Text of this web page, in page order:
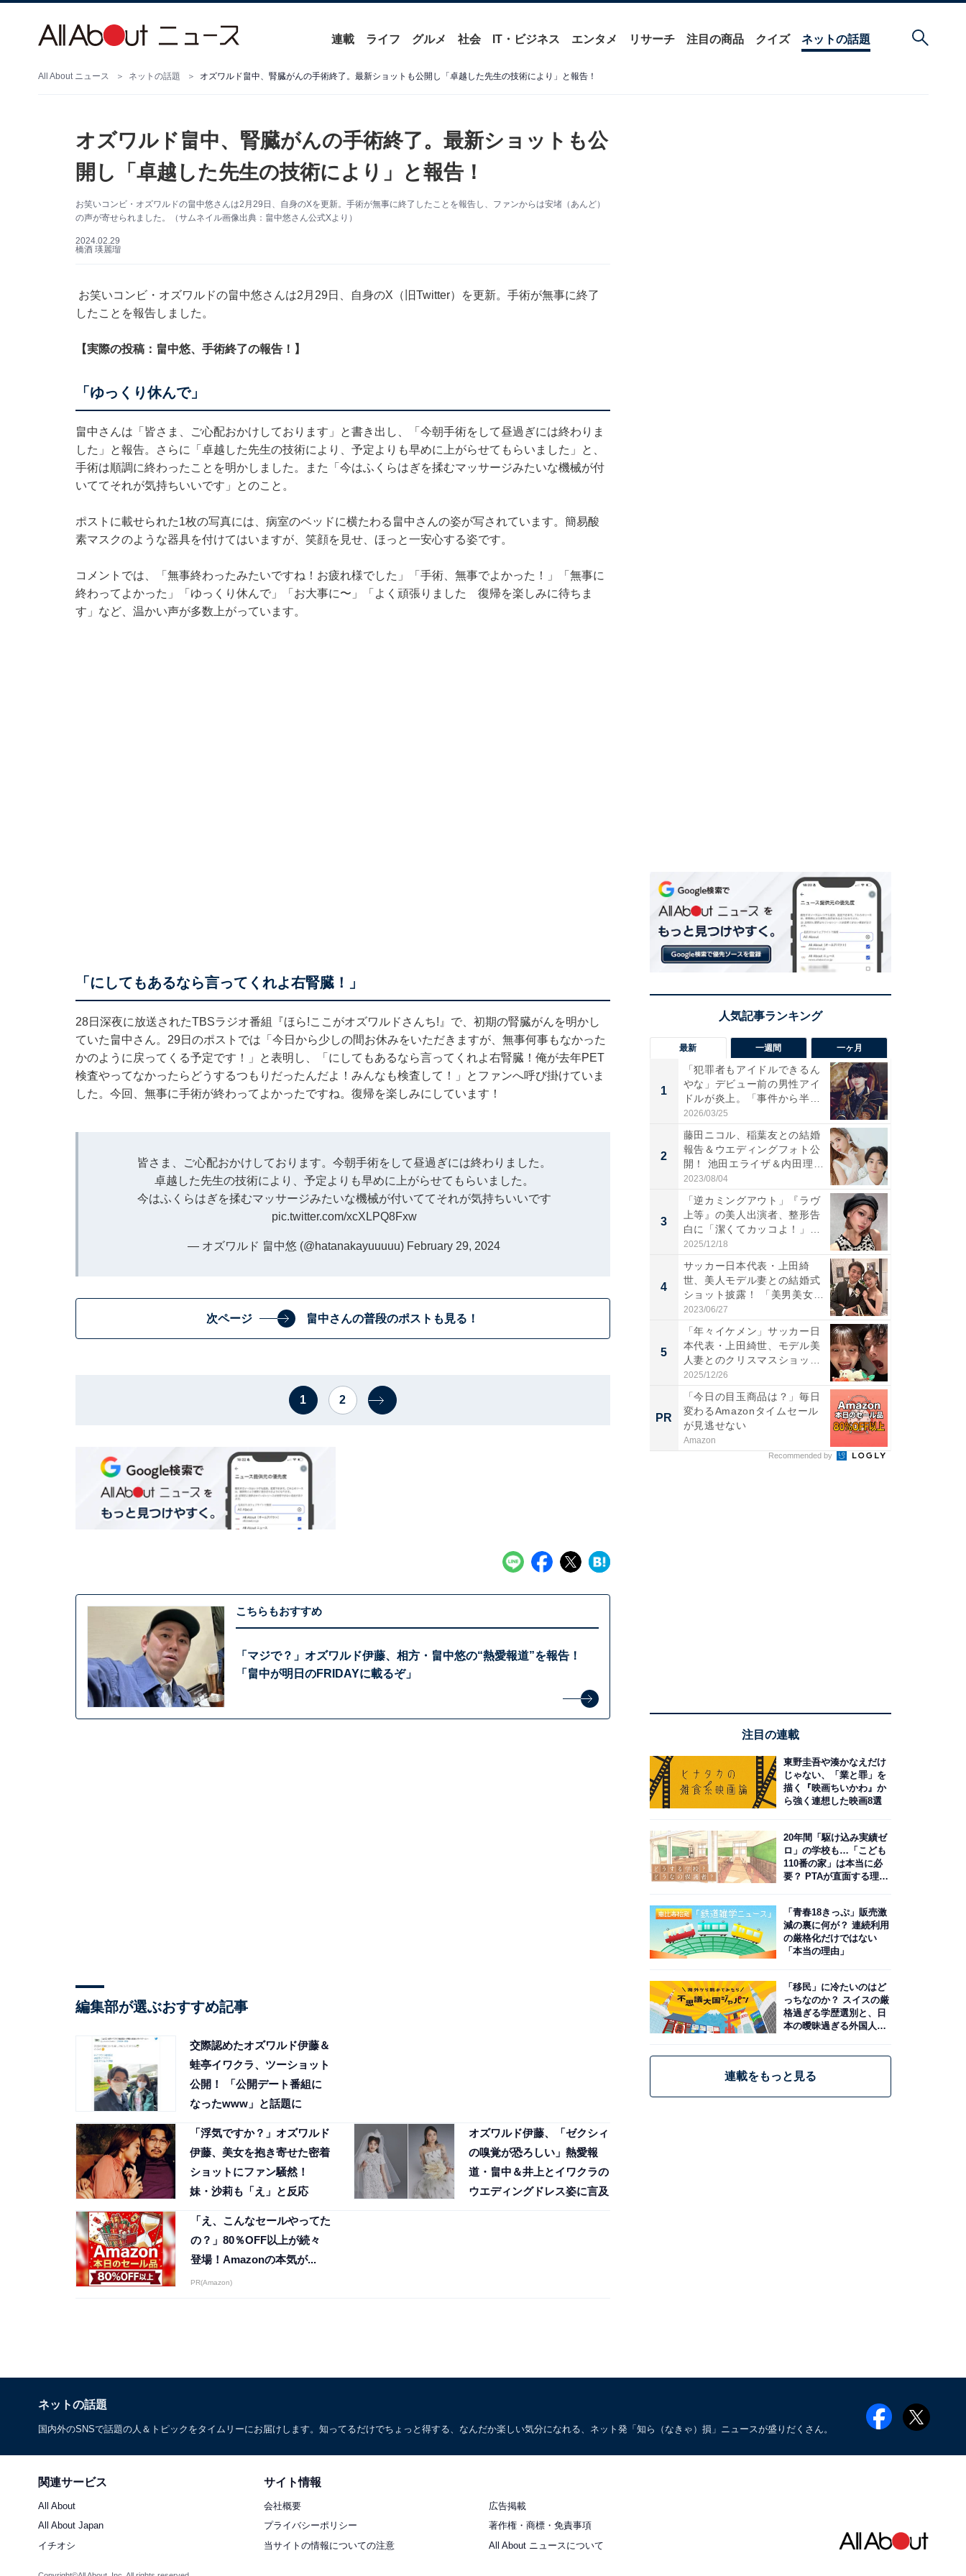
連載 ライフ グルメ 社会 IT・ビジネス エンタメ リサーチ 注目の商品 クイズ ネットの話題
All About ニュース ネットの話題 オズワルド畠中、腎臓がんの手術終了。最新ショットも公開し「卓越した先生の技術により」と報告！
オズワルド畠中、腎臓がんの手術終了。最新ショットも公
開し「卓越した先生の技術により」と報告！
お笑いコンビ・オズワルドの畠中悠さんは2月29日、自身のXを更新。手術が無事に終了したことを報告し、ファンからは安堵（あんど）
の声が寄せられました。（サムネイル画像出典：畠中悠さん公式Xより）
2024.02.29
橋酒 瑛麗瑠
お笑いコンビ・オズワルドの畠中悠さんは2月29日、自身のX（旧Twitter）を更新。手術が無事に終了
したことを報告しました。
【実際の投稿：畠中悠、手術終了の報告！】
「ゆっくり休んで」
畠中さんは「皆さま、ご心配おかけしております」と書き出し、「今朝手術をして昼過ぎには終わりま
した」と報告。さらに「卓越した先生の技術により、予定よりも早めに上がらせてもらいました」と、
手術は順調に終わったことを明かしました。また「今はふくらはぎを揉むマッサージみたいな機械が付
いててそれが気持ちいいです」とのこと。
ポストに載せられた1枚の写真には、病室のベッドに横たわる畠中さんの姿が写されています。簡易酸
素マスクのような器具を付けてはいますが、笑顔を見せ、ほっと一安心する姿です。
コメントでは、「無事終わったみたいですね！お疲れ様でした」「手術、無事でよかった！」「無事に
終わってよかった」「ゆっくり休んで」「お大事に〜」「よく頑張りました 復帰を楽しみに待ちま
す」など、温かい声が多数上がっています。
「にしてもあるなら言ってくれよ右腎臓！」
28日深夜に放送されたTBSラジオ番組『ほら!ここがオズワルドさんち!』で、初期の腎臓がんを明かし
ていた畠中さん。29日のポストでは「今日から少しの間お休みをいただきますが、無事何事もなかった
かのように戻ってくる予定です！」と表明し、「にしてもあるなら言ってくれよ右腎臓！俺が去年PET
検査やってなかったらどうするつもりだったんだよ！みんなも検査して！」とファンへ呼び掛けていま
した。今回、無事に手術が終わってよかったですね。復帰を楽しみにしています！
皆さま、ご心配おかけしております。今朝手術をして昼過ぎには終わりました。
卓越した先生の技術により、予定よりも早めに上がらせてもらいました。
今はふくらはぎを揉むマッサージみたいな機械が付いててそれが気持ちいいです
pic.twitter.com/xcXLPQ8Fxw
— オズワルド 畠中悠 (@hatanakayuuuuu) February 29, 2024
次ページ 畠中さんの普段のポストも見る！
1 2
こちらもおすすめ
「マジで？」オズワルド伊藤、相方・畠中悠の“熱愛報道”を報告！
「畠中が明日のFRIDAYに載るぞ」
編集部が選ぶおすすめ記事
交際認めたオズワルド伊藤＆
蛙亭イワクラ、ツーショット
公開！ 「公開デート番組に
なったwww」と話題に
「浮気ですか？」オズワルド
伊藤、美女を抱き寄せた密着
ショットにファン騒然！
妹・沙莉も「え」と反応
オズワルド伊藤、「ゼクシィ
の嗅覚が恐ろしい」熱愛報
道・畠中＆井上とイワクラの
ウエディングドレス姿に言及
「え、こんなセールやってた
の？」80％OFF以上が続々
登場！Amazonの本気が...
PR(Amazon)
最新 一週間 一ヶ月
1
「犯罪者もアイドルできるん
やな」デビュー前の男性アイ
ドルが炎上。「事件から半年
も...
2026/03/25
2
藤田ニコル、稲葉友との結婚
報告＆ウエディングフォト公
開！ 池田エライザ＆内田理
央...
2023/08/04
3
「逆カミングアウト」『ラヴ
上等』の美人出演者、整形告
白に「潔くてカッコよ！」
「好...
2025/12/18
4
サッカー日本代表・上田綺
世、美人モデル妻との結婚式
ショット披露！ 「美男美女」
「...
2023/06/27
5
「年々イケメン」サッカー日
本代表・上田綺世、モデル美
人妻とのクリスマスショット
に...
2025/12/26
PR
「今日の目玉商品は？」毎日
変わるAmazonタイムセール
が見逃せない
Amazon
Recommended by
注目の連載
東野圭吾や湊かなえだけ
じゃない、「業と罪」を
描く『映画ちいかわ』か
ら強く連想した映画8選
20年間「駆け込み実績ゼ
ロ」の学校も…「こども
110番の家」は本当に必
要？ PTAが直面する理想
「青春18きっぷ」販売激
減の裏に何が？ 連続利用
の厳格化だけではない
「本当の理由」
「移民」に冷たいのはど
っちなのか？ スイスの厳
格過ぎる学歴選別と、日
本の曖昧過ぎる外国人政
連載をもっと見る
ネットの話題
国内外のSNSで話題の人＆トピックをタイムリーにお届けします。知ってるだけでちょっと得する、なんだか楽しい気分になれる、ネット発「知ら（なきゃ）損」ニュースが盛りだくさん。
関連サービス
All About
All About Japan
イチオシ
サイト情報
会社概要
広告掲載
プライバシーポリシー
著作権・商標・免責事項
当サイトの情報についての注意
All About ニュースについて